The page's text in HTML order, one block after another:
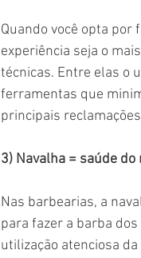
Quando você opta por
experiência seja o
técnicas. Entre elas o
ferramentas que
principais
3) Navalha = saúde do
Nas barbearias, a
para fazer a barba
utilização atenciosa